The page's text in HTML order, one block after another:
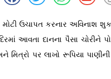
મોટી ઉચાપત કરનાર અવિનાશ
આવતા દાનના પૈસા ચોરીને
મિત્રો પર લાખો રૂપિયા